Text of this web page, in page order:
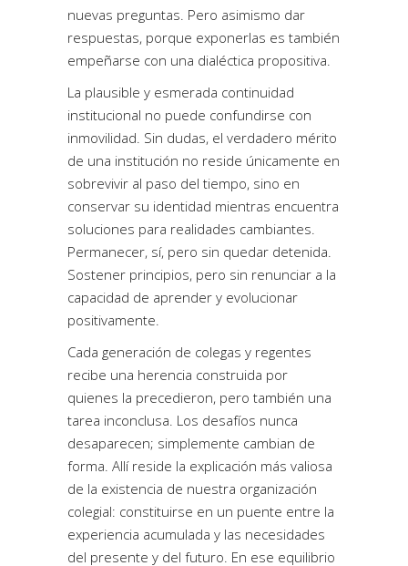
nuevas preguntas. Pero asimismo dar
respuestas, porque exponerlas es también
empeñarse con una dialéctica propositiva.
La plausible y esmerada continuidad
institucional no puede confundirse con
inmovilidad. Sin dudas, el verdadero mérito
de una institución no reside únicamente en
sobrevivir al paso del tiempo, sino en
conservar su identidad mientras encuentra
soluciones para realidades cambiantes.
Permanecer, sí, pero sin quedar detenida.
Sostener principios, pero sin renunciar a la
capacidad de aprender y evolucionar
positivamente.
Cada generación de colegas y regentes
recibe una herencia construida por
quienes la precedieron, pero también una
tarea inconclusa. Los desafíos nunca
desaparecen; simplemente cambian de
forma. Allí reside la explicación más valiosa
de la existencia de nuestra organización
colegial: constituirse en un puente entre la
experiencia acumulada y las necesidades
del presente y del futuro. En ese equilibrio